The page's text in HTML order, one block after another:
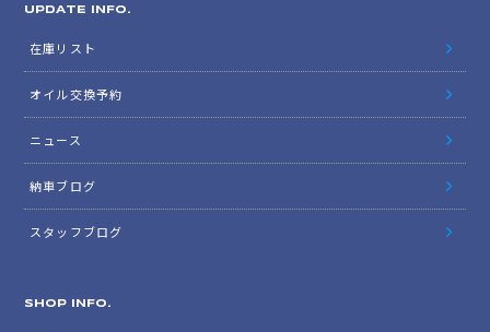
UPDATE INFO.
在庫リスト
オイル交換予約
ニュース
納車ブログ
スタッフブログ
SHOP INFO.